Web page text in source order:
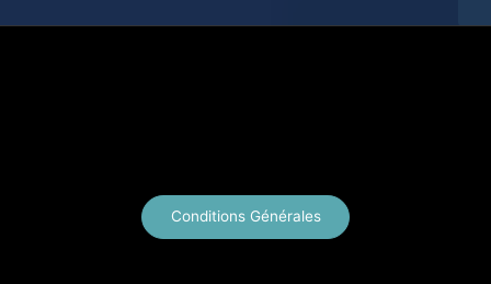
Conditions Générales